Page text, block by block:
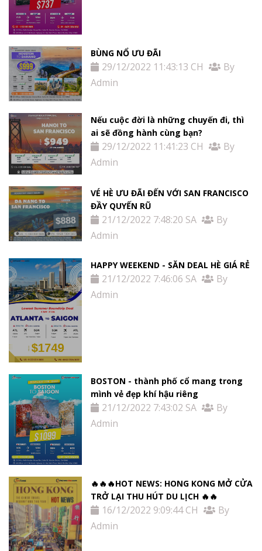
BÙNG NỔ ƯU ĐÃI
29/12/2022 11:43:13 CH
By
Admin
Nếu cuộc đời là những chuyến đi, thì
ai sẽ đồng hành cùng bạn?
29/12/2022 11:41:23 CH
By
Admin
VÉ HÈ ƯU ĐÃI ĐẾN VỚI SAN FRANCISCO
ĐẦY QUYẾN RŨ
21/12/2022 7:48:20 SA
By
Admin
HAPPY WEEKEND - SĂN DEAL HÈ GIÁ RẺ
21/12/2022 7:46:06 SA
By
Admin
BOSTON - thành phố cổ mang trong
mình vẻ đẹp khí hậu riêng
21/12/2022 7:43:02 SA
By
Admin
🔥🔥🔥HOT NEWS: HONG KONG MỞ CỬA
TRỞ LẠI THU HÚT DU LỊCH 🔥🔥
16/12/2022 9:09:44 CH
By
Admin